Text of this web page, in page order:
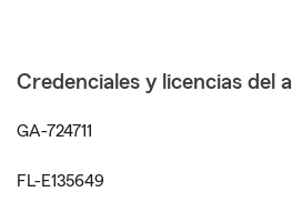
Credenciales y licencias del
GA-724711
FL-E135649